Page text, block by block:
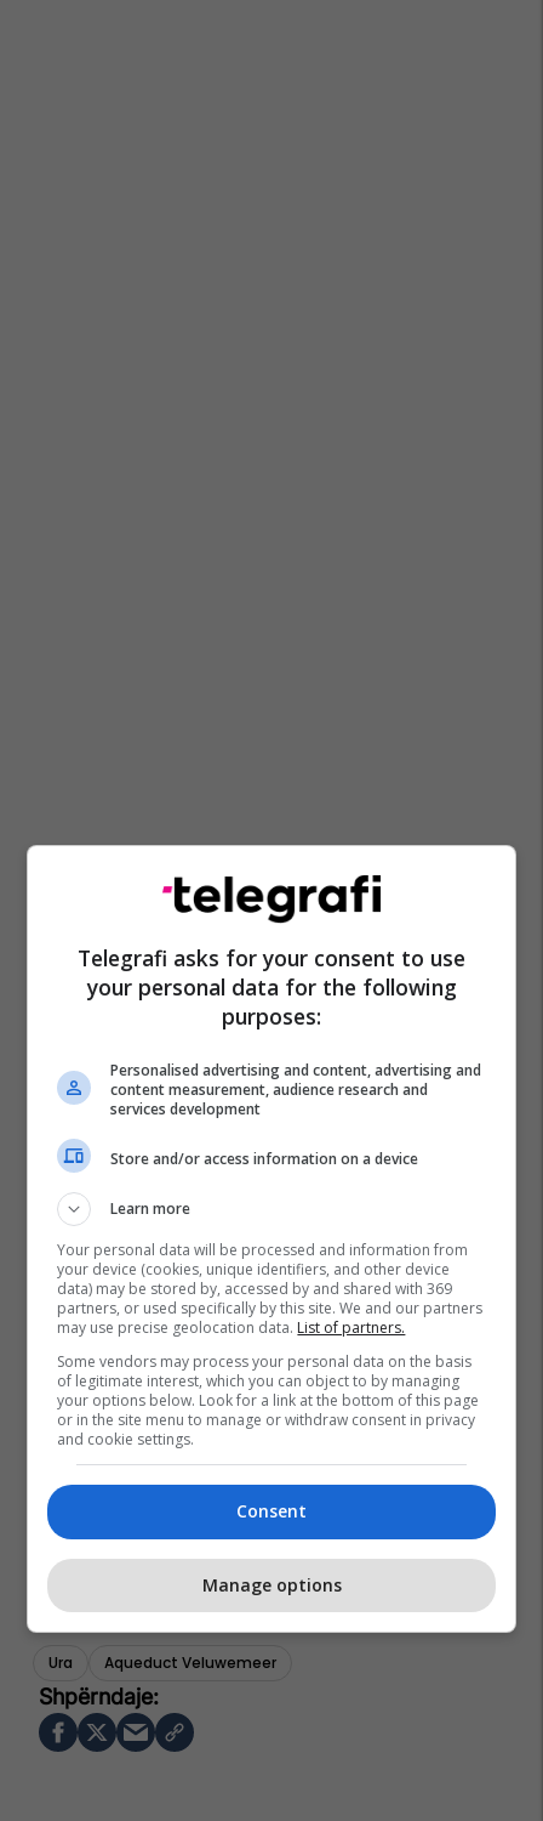
Ura Aqueduct Veluwemeer
Telegrafi asks for your consent to use
your personal data for the following
purposes:
Personalised advertising and content, advertising and
content measurement, audience research and
services development
Store and/or access information on a device
Learn more
Your personal data will be processed and information from
your device (cookies, unique identifiers, and other device
data) may be stored by, accessed by and shared with 369
partners, or used specifically by this site. We and our partners
may use precise geolocation data. List of partners.
Some vendors may process your personal data on the basis
of legitimate interest, which you can object to by managing
your options below. Look for a link at the bottom of this page
or in the site menu to manage or withdraw consent in privacy
and cookie settings.
Consent
Manage options